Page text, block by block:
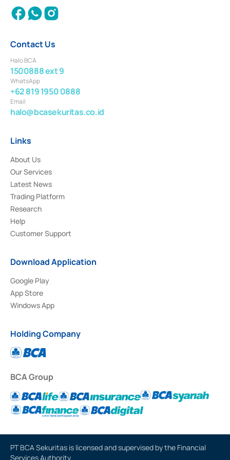
Contact Us
Halo BCA
1500888 ext 9
WhatsApp
+62 819 1950 0888
Email
halo@bcasekuritas.co.id
Links
About Us
Our Services
Latest News
Trading Platform
Research
Help
Customer Support
Download Application
Google Play
App Store
Windows App
Holding Company
BCA Group
PT BCA Sekuritas is licensed and supervised by the Financial
Services Authority